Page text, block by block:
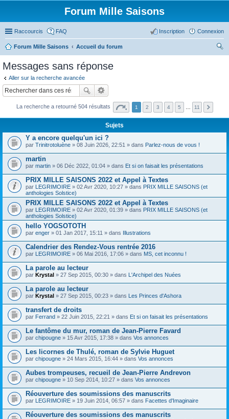
Forum Mille Saisons
Raccourcis FAQ Connexion
Inscription
Forum Mille Saisons
Accueil du forum
Messages sans réponse
Aller sur la recherche avancée
La recherche a retourné 504 résultats 1 2 3 4 5 11
Sujets
Y a encore quelqu'un ici ?
par Trinitrotoluène » 08 Juin 2026, 22:51 » dans Parlez-nous de vous !
martin
par martin » 06 Déc 2022, 01:04 » dans Et si on faisait les présentations
PRIX MILLE SAISONS 2022 et Appel à Textes
par LEGRIMOIRE » 02 Avr 2020, 10:27 » dans PRIX MILLE SAISONS (et
anthologies Solstice)
PRIX MILLE SAISONS 2022 et Appel à Textes
par LEGRIMOIRE » 02 Avr 2020, 01:39 » dans PRIX MILLE SAISONS (et
anthologies Solstice)
hello YOGSOTOTH
par enger » 01 Jan 2017, 15:11 » dans Illustrations
Calendrier des Rendez-Vous rentrée 2016
par LEGRIMOIRE » 06 Mai 2016, 17:06 » dans MS, cet inconnu !
La parole au lecteur
par Krystal » 27 Sep 2015, 00:30 » dans L'Archipel des Nuées
La parole au lecteur
par Krystal » 27 Sep 2015, 00:23 » dans Les Princes d'Ashora
transfert de droits
par Ferrand » 22 Juin 2015, 22:21 » dans Et si on faisait les présentations
Le fantôme du mur, roman de Jean-Pierre Favard
par chipougne » 15 Avr 2015, 17:38 » dans Vos annonces
Les licornes de Thulé, roman de Sylvie Huguet
par chipougne » 24 Mars 2015, 16:44 » dans Vos annonces
Aubes trompeuses, recueil de Jean-Pierre Andrevon
par chipougne » 10 Sep 2014, 10:27 » dans Vos annonces
Réouverture des soumissions des manuscrits
par LEGRIMOIRE » 19 Juin 2014, 06:57 » dans Facettes d'Imaginaire
Réouverture des soumissions des manuscrits